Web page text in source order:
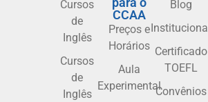
Cursos
de
Inglês
Cursos
de
Inglês
CCAA
Preços e
Horários
Aula
Experimental
Blog
Institucional
Certificado
TOEFL
Convênios